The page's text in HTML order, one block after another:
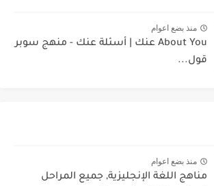
منذ بضع اعوام
About You عنك | أسئلة عنك - منهج سوبر
قول...
منذ بضع اعوام
مناهج اللغة الإنجليزية, جميع المراحل